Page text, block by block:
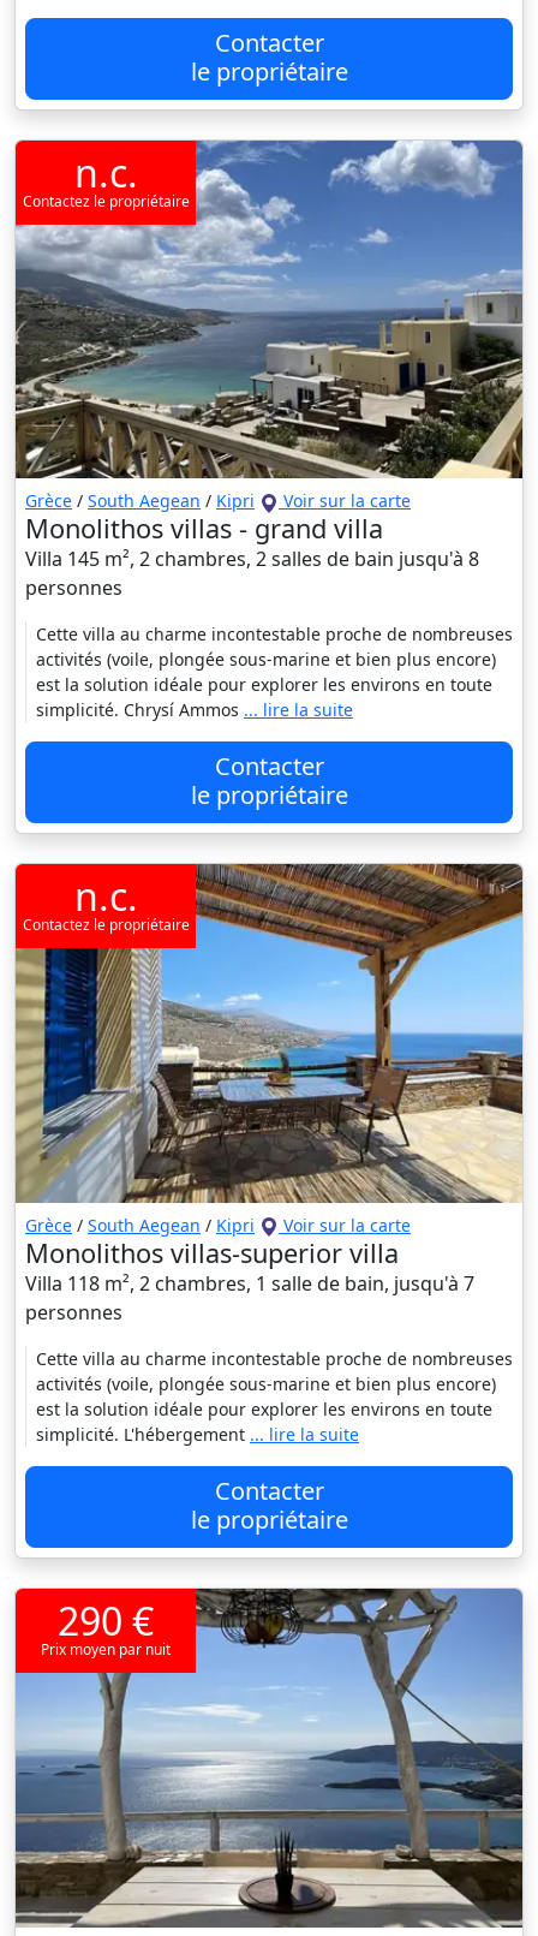
Contacter
le propriétaire
n.c.
Contactez le propriétaire
Grèce / South Aegean / Kipri Voir sur la carte
Monolithos villas - grand villa
Villa 145 m², 2 chambres, 2 salles de bain jusqu'à 8
personnes
Cette villa au charme incontestable proche de nombreuses
activités (voile, plongée sous-marine et bien plus encore)
est la solution idéale pour explorer les environs en toute
simplicité. Chrysí Ammos ... lire la suite
Contacter
le propriétaire
n.c.
Contactez le propriétaire
Grèce / South Aegean / Kipri Voir sur la carte
Monolithos villas-superior villa
Villa 118 m², 2 chambres, 1 salle de bain, jusqu'à 7
personnes
Cette villa au charme incontestable proche de nombreuses
activités (voile, plongée sous-marine et bien plus encore)
est la solution idéale pour explorer les environs en toute
simplicité. L'hébergement ... lire la suite
Contacter
le propriétaire
290 €
Prix moyen par nuit